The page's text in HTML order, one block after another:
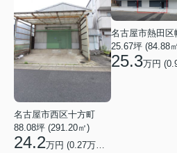
名古屋市西区十方町
88.08坪 (291.20㎡)
24.2万円 (0.27万円/坪)
名古屋市熱田区
25.67坪 (84.88
25.3万円 (0.99